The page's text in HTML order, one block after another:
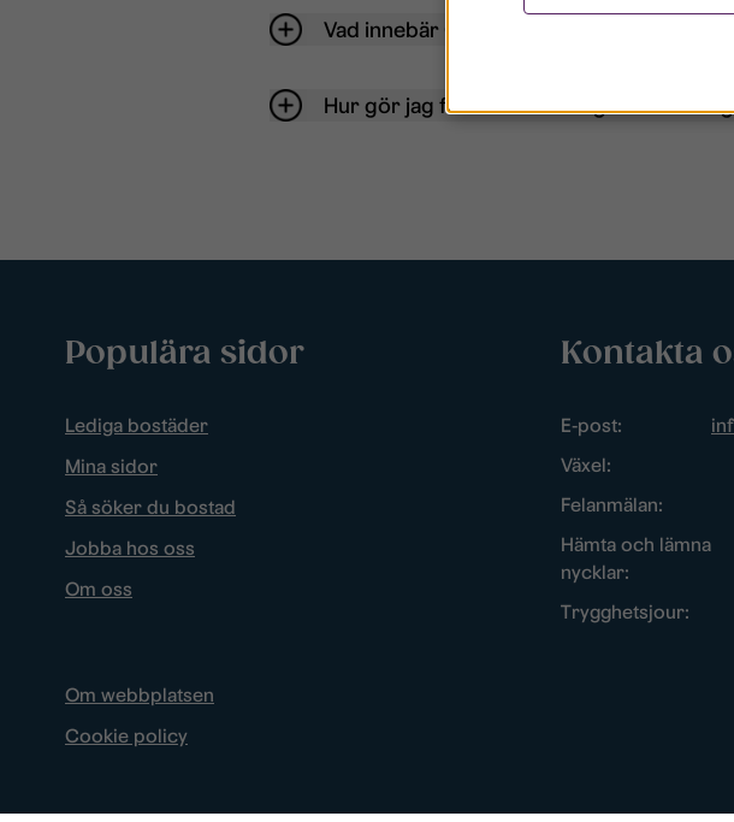
Vad innebär Gästkonto/Gästanvändare?
Hur gör jag för att bli borttagen ur era
Populära sidor
Lediga bostäder
Mina sidor
Så söker du bostad
Jobba hos oss
Om oss
Kontakta
E-post:
Växel:
Felanmälan:
Hämta och lämna
nycklar:
Trygghetsjour:
Om webbplatsen
Cookie policy